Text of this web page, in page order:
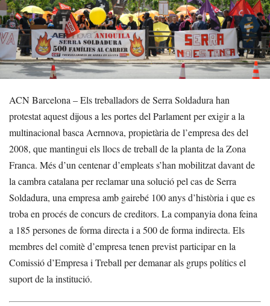
ACN Barcelona – Els treballadors de Serra Soldadura han
protestat aquest dijous a les portes del Parlament per exigir a la
multinacional basca Aernnova, propietària de l’empresa des del
2008, que mantingui els llocs de treball de la planta de la Zona
Franca. Més d’un centenar d’empleats s’han mobilitzat davant de
la cambra catalana per reclamar una solució pel cas de Serra
Soldadura, una empresa amb gairebé 100 anys d’història i que es
troba en procés de concurs de creditors. La companyia dona feina
a 185 persones de forma directa i a 500 de forma indirecta. Els
membres del comitè d’empresa tenen previst participar en la
Comissió d’Empresa i Treball per demanar als grups polítics el
suport de la institució.